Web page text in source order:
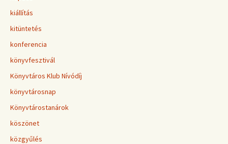
kiállítás
kitüntetés
konferencia
könyvfesztivál
Könyvtáros Klub Nívódíj
könyvtárosnap
Könyvtárostanárok
köszönet
közgyűlés